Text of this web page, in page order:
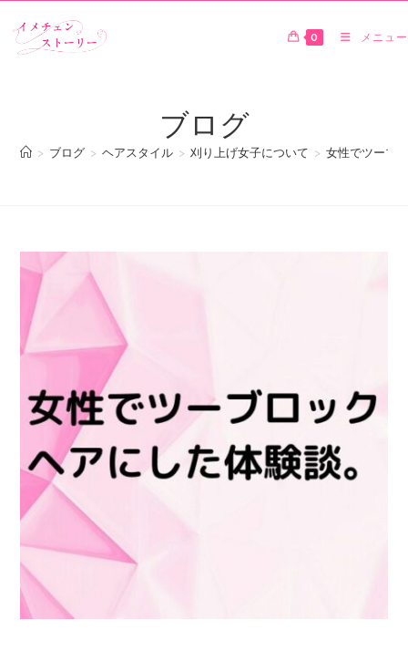
0 メニュー
ブログ
> ブログ > ヘアスタイル > 刈り上げ女子について > 女性でツーブ